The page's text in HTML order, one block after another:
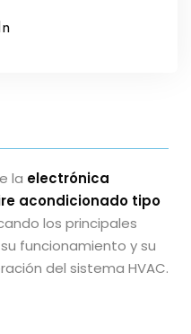
la electrónica
acondicionado tipo
los principales
funcionamiento y su
del sistema HVAC.